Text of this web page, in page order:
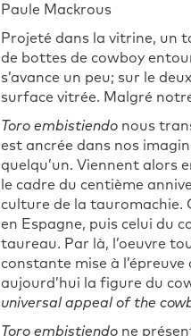
Paule Mackrous
Projeté dans la vitrine, un
de bottes de cowboy
s’avance un peu; sur le
surface vitrée. Malgré
Toro embistiendo nous
est ancrée dans nos
quelqu’un. Viennent alors
le cadre du centième
culture de la tauromachie.
en Espagne, puis celui du
taureau. Par là, l’oeuvre
constante mise à
aujourd’hui la figure du
universal appeal of the
Toro embistiendo ne